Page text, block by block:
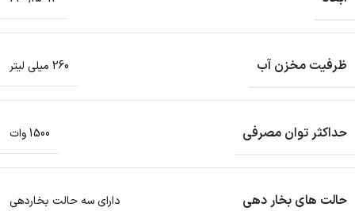
ظرفیت مخزن آب 260 میلی لیتر
حداکثر توان مصرفی 1500 وات
حالت های بخار دهی دارای سه حالت بخاردهی